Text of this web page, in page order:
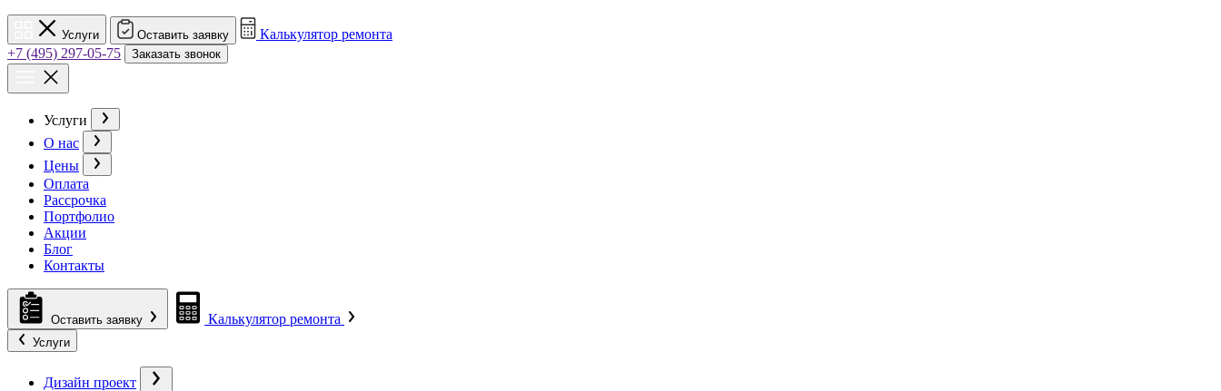
Услуги Оставить заявку
Калькулятор ремонта
+7 (495) 297-05-75
Заказать звонок
Услуги
О нас
Цены
Оплата
Рассрочка
Портфолио
Акции
Блог
Контакты
Оставить заявку Калькулятор ремонта
Услуги
Дизайн проект